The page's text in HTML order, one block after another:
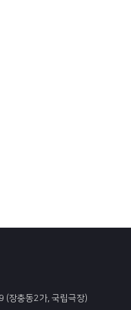
(장충동2가, 국립극장)